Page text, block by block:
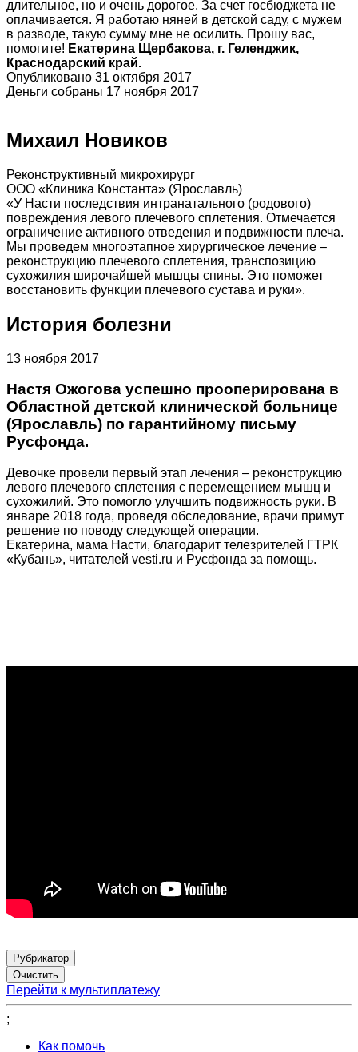
длительное, но и очень дорогое. За счет госбюджета не
оплачивается. Я работаю няней в детской саду, с мужем
в разводе, такую сумму мне не осилить. Прошу вас,
помогите! Екатерина Щербакова, г. Геленджик,
Краснодарский край.
Опубликовано 31 октября 2017
Деньги собраны 17 ноября 2017
Михаил Новиков
Реконструктивный микрохирург
ООО «Клиника Константа» (Ярославль)
«У Насти последствия интранатального (родового)
повреждения левого плечевого сплетения. Отмечается
ограничение активного отведения и подвижности плеча.
Мы проведем многоэтапное хирургическое лечение –
реконструкцию плечевого сплетения, транспозицию
сухожилия широчайшей мышцы спины. Это поможет
восстановить функции плечевого сустава и руки».
История болезни
13 ноября 2017
Настя Ожогова успешно прооперирована в
Областной детской клинической больнице
(Ярославль) по гарантийному письму
Русфонда.
Девочке провели первый этап лечения – реконструкцию
левого плечевого сплетения с перемещением мышц и
сухожилий. Это помогло улучшить подвижность руки. В
январе 2018 года, проведя обследование, врачи примут
решение по поводу следующей операции.
Екатерина, мама Насти, благодарит телезрителей ГТРК
«Кубань», читателей vesti.ru и Русфонда за помощь.
Рубрикатор
Перейти к мультиплатежу
;
Как помочь